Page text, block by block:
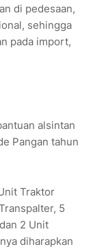
di pedesaan,
sehingga
pada import,
alsintan
Pangan tahun
Traktor
5
⁠2 Unit
diharapkan